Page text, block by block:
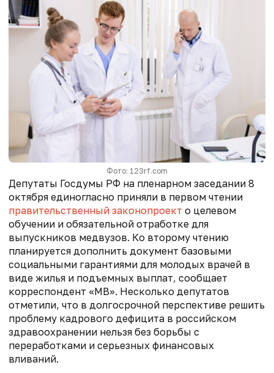
Фото: 123rf.com
Депутаты Госдумы РФ на пленарном заседании 8
октября единогласно приняли в первом чтении
правительственный законопроект о целевом
обучении и обязательной отработке для
выпускников медвузов. Ко второму чтению
планируется дополнить документ базовыми
социальными гарантиями для молодых врачей в
виде жилья и подъемных выплат, сообщает
корреспондент «МВ». Несколько депутатов
отметили, что в долгосрочной перспективе решить
проблему кадрового дефицита в российском
здравоохранении нельзя без борьбы с
переработками и серьезных финансовых
вливаний.